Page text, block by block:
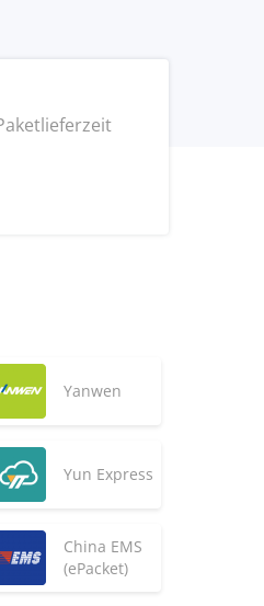
Yanwen
Yun Express
China EMS
(ePacket)